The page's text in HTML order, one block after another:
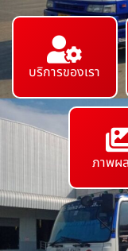
บริการของเรา
ภาพผ